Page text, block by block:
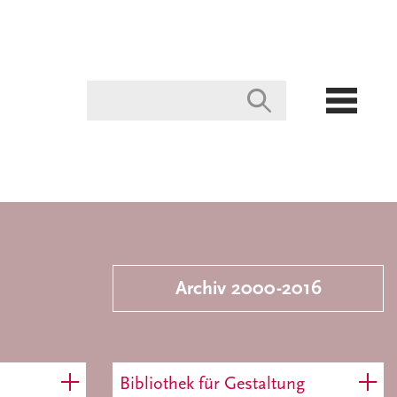
Archiv 2000-2016
Bibliothek für Gestaltung